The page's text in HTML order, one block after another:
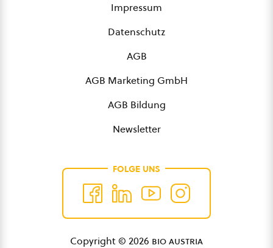
Impressum
Datenschutz
AGB
AGB Marketing GmbH
AGB Bildung
Newsletter
FOLGE UNS
Copyright © 2026 bio austria